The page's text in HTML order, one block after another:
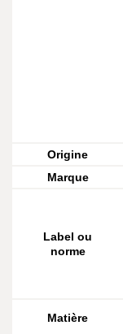
Origine
Marque
Label ou
norme
Matière